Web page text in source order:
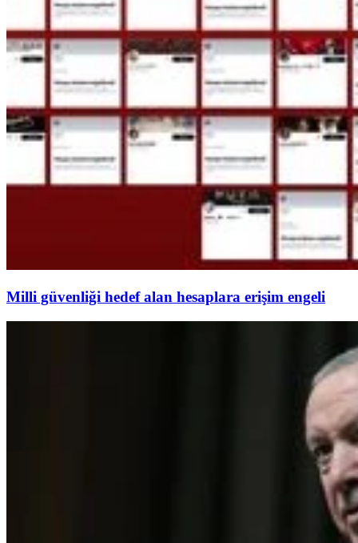
Milli güvenliği hedef alan hesaplara erişim engeli